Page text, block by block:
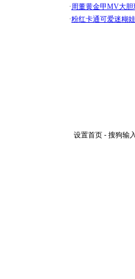
设置首页 - 搜狗输